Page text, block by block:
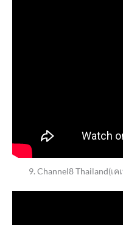
Channel8 Thailand(เ